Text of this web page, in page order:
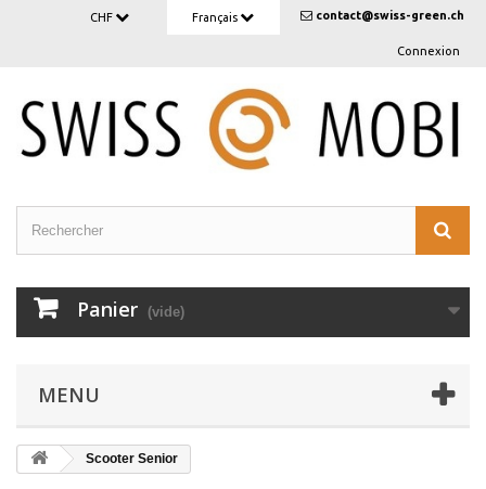
contact@swiss-green.ch
Français
CHF
Connexion
Panier (vide)
MENU
Scooter Senior